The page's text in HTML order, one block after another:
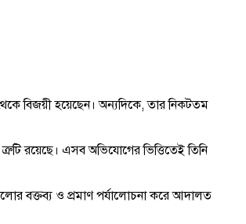
বিজয়ী হয়েছেন। অন্যদিকে, তার নিকটতম
রয়েছে। এসব অভিযোগের ভিত্তিতেই তিনি
বক্তব্য ও প্রমাণ পর্যালোচনা করে আদালত